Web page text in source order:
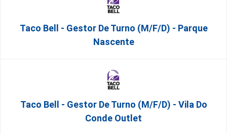
Taco Bell - Gestor De Turno (m/f/d) - Parque
Nascente
Taco Bell - Gestor De Turno (m/f/d) - Vila Do
Conde Outlet